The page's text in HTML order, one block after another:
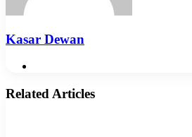
Kasar Dewan
Related Articles